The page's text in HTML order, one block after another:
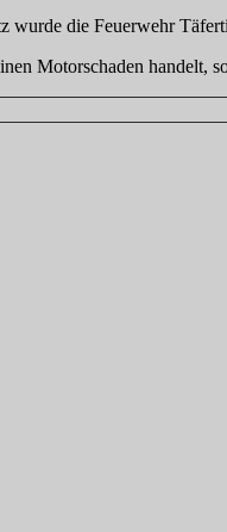
wurde die Feuerwehr
Motorschaden handelt,